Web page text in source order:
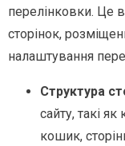
перелінковки. Це
сторінок,
налаштування
Структура
сайту, такі як
кошик,